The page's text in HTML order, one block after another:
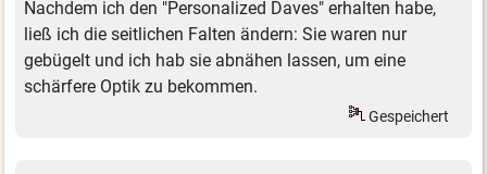
Nachdem ich den "Personalized Daves" erhalten habe,
ließ ich die seitlichen Falten ändern: Sie waren nur
gebügelt und ich hab sie abnähen lassen, um eine
schärfere Optik zu bekommen.
Gespeichert